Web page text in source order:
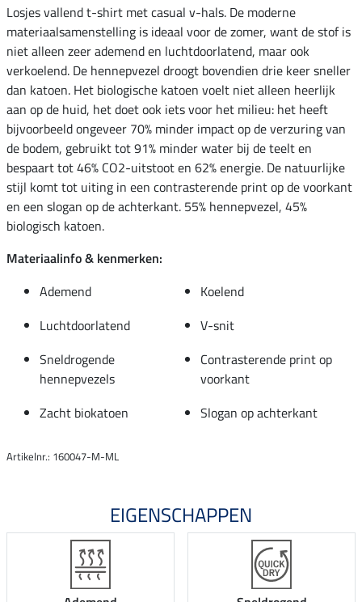
Losjes vallend t-shirt met casual v-hals. De moderne
materiaalsamenstelling is ideaal voor de zomer, want de stof is
niet alleen zeer ademend en luchtdoorlatend, maar ook
verkoelend. De hennepvezel droogt bovendien drie keer sneller
dan katoen. Het biologische katoen voelt niet alleen heerlijk
aan op de huid, het doet ook iets voor het milieu: het heeft
bijvoorbeeld ongeveer 70% minder impact op de verzuring van
de bodem, gebruikt tot 91% minder water bij de teelt en
bespaart tot 46% CO2-uitstoot en 62% energie. De natuurlijke
stijl komt tot uiting in een contrasterende print op de voorkant
en een slogan op de achterkant. 55% hennepvezel, 45%
biologisch katoen.
Materiaalinfo & kenmerken:
Ademend
Koelend
Luchtdoorlatend
V-snit
Sneldrogende
hennepvezels
Contrasterende print op
voorkant
Zacht biokatoen
Slogan op achterkant
Artikelnr.: 160047-M-ML
EIGENSCHAPPEN